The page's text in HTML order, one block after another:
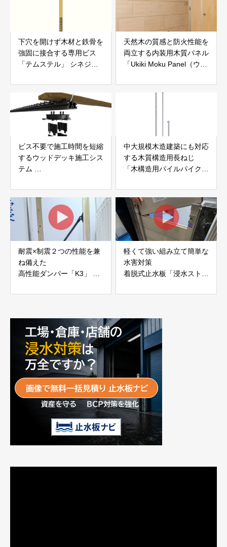
下穴を開けず木材と鉄骨を
強固に接合する専用ビス
「テムステル」 シネジッ
天然木の質感と防火性能を
両立する内装用木質パネル
「Ukiki Moku Panel（ウキ
社サンパテック
ビス不要で施工時間を短縮
するウッドデッキ施工シス
テム
JAPAN
中大規模木造建築にも対応
する木質構造用長ねじ
「木構造用パイルパイクビ
耐震×制震２つの性能を兼
ね備えた
高性能ダンパー「K3」 富
軽くて強い組み立て簡単な
水害対策
着脱式止水板「浸水ストッ
富士工業株式会社